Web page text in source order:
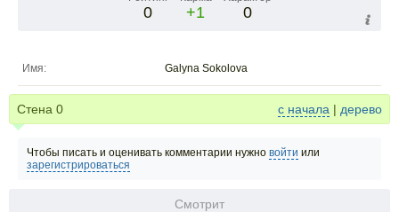
0 +1 0
Имя: Galyna Sokolova
Стена 0 с начала | дерево
Чтобы писать и оценивать комментарии нужно войти или
зарегистрироваться
Смотрит